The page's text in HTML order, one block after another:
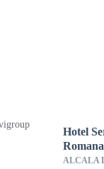
Hotel
Romana
ALCALA